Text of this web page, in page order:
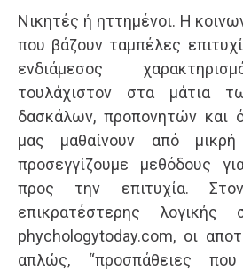
Νικητές ή ηττημένοι. Η
που βάζουν ταμπέλες
ενδιάμεσος
τουλάχιστον στα μάτια
δασκάλων, προπονητών και
μας μαθαίνουν από
προσεγγίζουμε μεθόδους
προς την επιτυχία.
επικρατέστερης
phychologytoday.com, οι
απλώς, “προσπάθειες